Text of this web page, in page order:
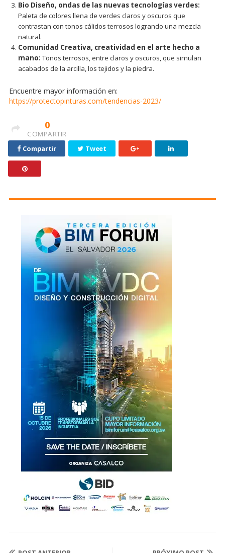
Bio Diseño, ondas de las nuevas tecnologías verdes:
Paleta de colores llena de verdes claros y oscuros que
contrastan con tonos cálidos terrosos logrando una mezcla
natural.
Comunidad Creativa, creatividad en el arte hecho a
mano:Tonos terrosos, entre claros y oscuros, que simulan
acabados de la arcilla, los tejidos y la piedra.
Encuentre mayor información en:
https://protectopinturas.com/tendencias-2023/
0
COMPARTIR
Compartir
Tweet